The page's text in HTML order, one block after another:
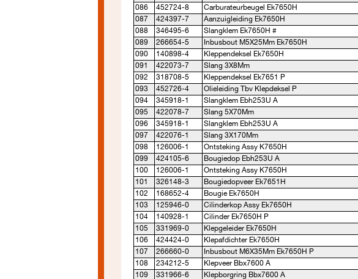
086
452724-8
Carburateurbeugel Ek7650H
087
424397-7
Aanzuigleiding Ek7650H
088
346495-6
Slangklem Ek7650H #
089
266654-5
Inbusbout M5X25Mm Ek7650H
090
140898-4
Kleppendeksel Ek7650H
091
422073-7
Slang 3X8Mm
092
318708-5
Kleppendeksel Ek7651 P
093
452726-4
Olieleiding Tbv Klepdeksel P
094
345918-1
Slangklem Ebh253U A
095
422078-7
Slang 5X70Mm
096
345918-1
Slangklem Ebh253U A
097
422076-1
Slang 3X170Mm
098
126006-1
Ontsteking Assy K7650H
099
424105-6
Bougiedop Ebh253U A
100
126006-1
Ontsteking Assy K7650H
101
326148-3
Bougiedopveer Ek7651H
102
168652-4
Bougie Ek7650H
103
125946-0
Cilinderkop Assy Ek7650H
104
140928-1
Cilinder Ek7650H P
105
331969-0
Klepgeleider Ek7650H
106
424424-0
Klepafdichter Ek7650H
107
266660-0
Inbusbout M6X35Mm Ek7650H P
108
234212-5
Klepveer Bbx7600 A
109
331966-6
Klepborgring Bbx7600 A